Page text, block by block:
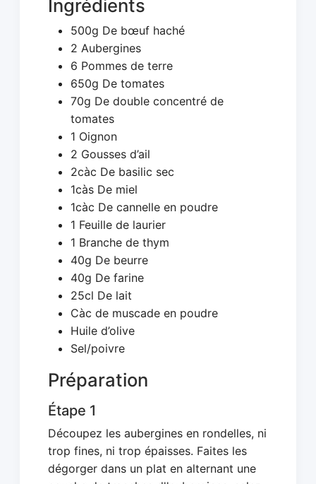
Ingrédients
500g De bœuf haché
2 Aubergines
6 Pommes de terre
650g De tomates
70g De double concentré de
tomates
1 Oignon
2 Gousses d’ail
2càc De basilic sec
1càs De miel
1càc De cannelle en poudre
1 Feuille de laurier
1 Branche de thym
40g De beurre
40g De farine
25cl De lait
Càc de muscade en poudre
Huile d’olive
Sel/poivre
Préparation
Étape 1
Découpez les aubergines en rondelles, ni
trop fines, ni trop épaisses. Faites les
dégorger dans un plat en alternant une